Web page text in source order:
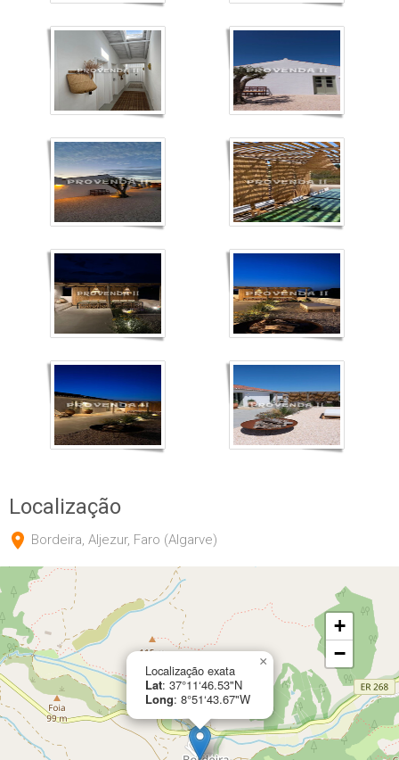
Localização
Bordeira, Aljezur, Faro (Algarve)
Localização exata
Lat: 37°11‘46.53"N
Long: 8°51‘43.67"W
×
+
−